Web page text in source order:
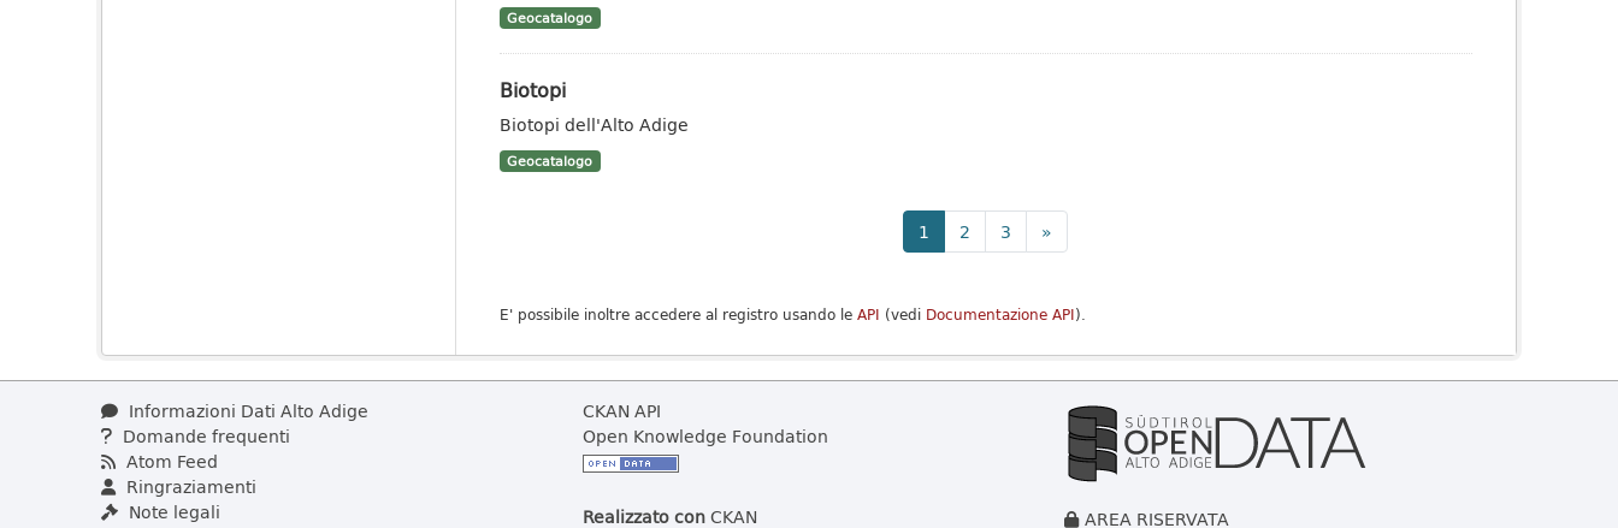
Geocatalogo
Biotopi
Biotopi dell'Alto Adige
Geocatalogo
1 2 3 »
E' possibile inoltre accedere al registro usando le API (vedi Documentazione API).
Informazioni Dati Alto Adige
Domande frequenti
Atom Feed
Ringraziamenti
Note legali
CKAN API
Open Knowledge Foundation
Realizzato conCKAN AREA RISERVATA